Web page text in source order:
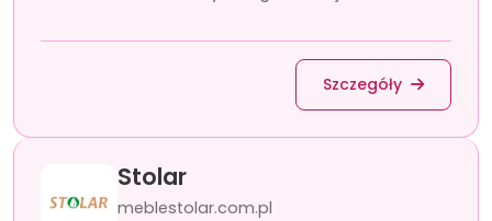
Szczegóły
Stolar
meblestolar.com.pl